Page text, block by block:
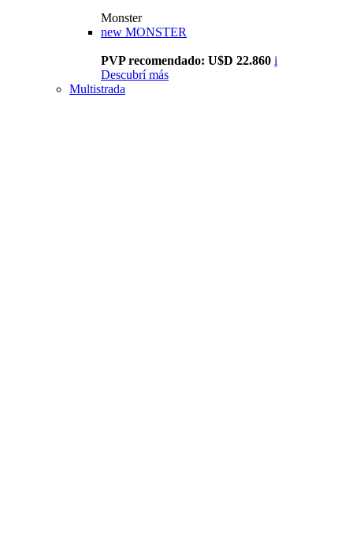
Monster
new MONSTER
PVP recomendado: U$D 22.860 i
Descubrí más
Multistrada